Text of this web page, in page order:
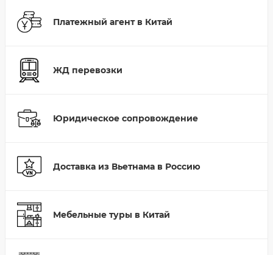
Платежный агент в Китай
ЖД перевозки
Юридическое сопровождение
Доставка из Вьетнама в Россию
Мебельные туры в Китай